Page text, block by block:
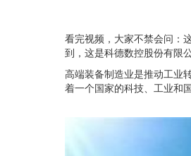
看完视频，大家不禁会问：
到，这是科德数控股份有限
高端装备制造业是推动工业
着一个国家的科技、工业和